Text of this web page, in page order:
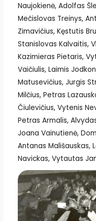
Naujokienė, Adolfas
Mečislovas Treinys,
Zimavičius, Kęstutis
Stanislovas Kalvaitis,
Kazimieras Pietaris,
Vaičiulis, Laimis
Matusevičius, Jurgis
Milčius, Petras
Čiulevičius, Vytenis
Petras Armalis,
Joana Vainutienė,
Antanas Mališauskas,
Navickas, Vytautas